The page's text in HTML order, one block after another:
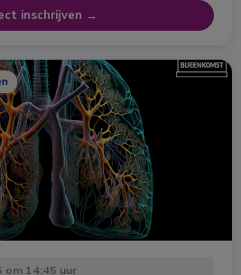
inschrijven →
14:45 uur